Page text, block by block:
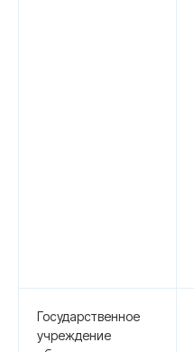
Государственное
учреждение